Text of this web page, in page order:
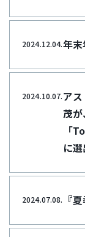
2024.12.04.年
2024.10.07.ア
茂が
「
に選
2024.07.08. 『